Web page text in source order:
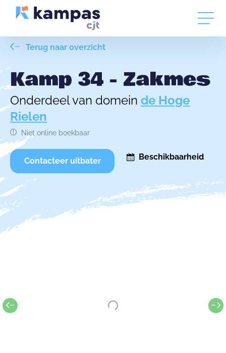
Terug naar overzicht
Kamp 34 - Zakmes
Onderdeel van domein de Hoge
Rielen
Niet online boekbaar
Contacteer uitbater Beschikbaarheid